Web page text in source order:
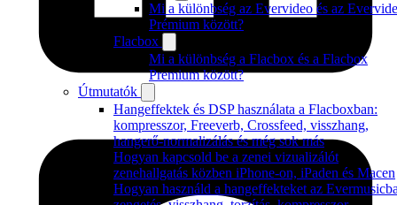
Mi a különbség az Evervideo és az
Prémium között?
Flacbox
Mi a különbség a Flacbox és a Flacbox
Premium között?
Útmutatók
Hangeffektek és DSP használata a Flacboxban:
kompresszor, Freeverb, Crossfeed, visszhang,
hangerő-normalizálás és még sok más
Hogyan kapcsold be a zenei vizualizálót
zenehallgatás közben iPhone-on, iPaden és Macen
Hogyan használd a hangeffekteket az